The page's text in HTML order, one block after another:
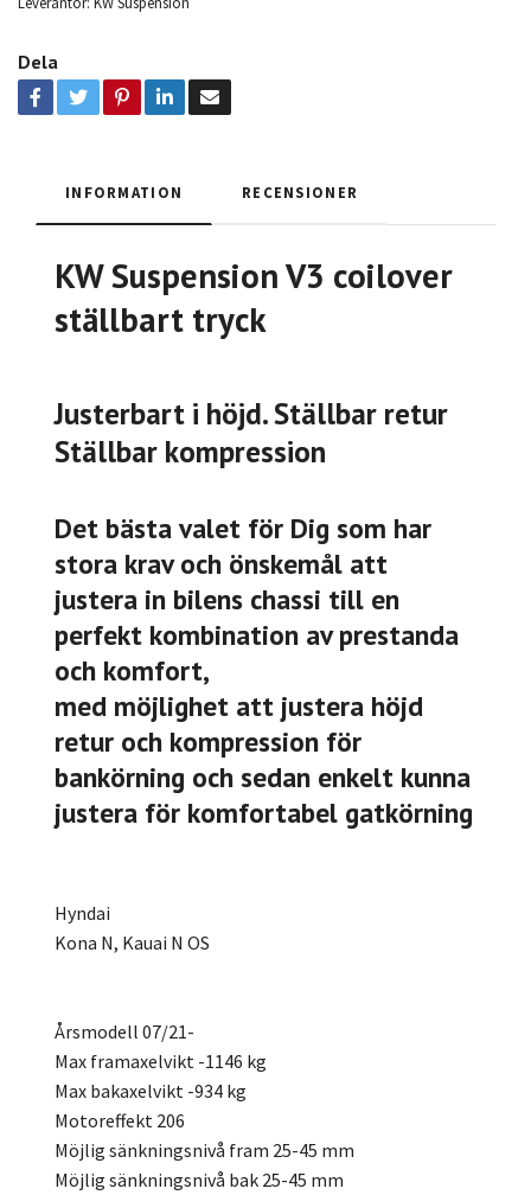
Dela
INFORMATION RECENSIONER
KW Suspension V3 coilover
ställbart tryck
Justerbart i höjd. Ställbar retur
Ställbar kompression
Det bästa valet för Dig som har
stora krav och önskemål att
justera in bilens chassi till en
perfekt kombination av prestanda
och komfort,
med möjlighet att justera höjd
retur och kompression för
bankörning och sedan enkelt kunna
justera för komfortabel gatkörning
Hyndai
Kona N, Kauai N OS
Årsmodell 07/21-
Max framaxelvikt -1146 kg
Max bakaxelvikt -934 kg
Motoreffekt 206
Möjlig sänkningsnivå fram 25-45 mm
Möjlig sänkningsnivå bak 25-45 mm